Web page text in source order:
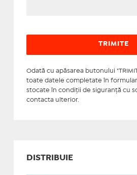
Odată cu apăsarea butonului
toate datele completate în
stocate în condiţii de siguranţă cu
contacta ulterior.
DISTRIBUIE